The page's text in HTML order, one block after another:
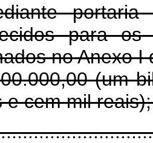
portaria
para
no Anexo
(um
e cem mil